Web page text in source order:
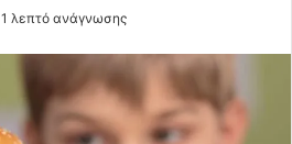
1 λεπτό ανάγνωσης